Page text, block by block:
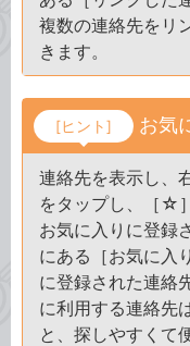
複数の連絡先をリ
きます。
[ヒント] お気
連絡先を表示し、
をタップし、［☆
お気に入りに登録
にある［お気に入
に登録された連絡
に利用する連絡先
と、探しやすくて